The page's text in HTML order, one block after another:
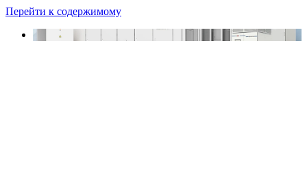
Перейти к содержимому